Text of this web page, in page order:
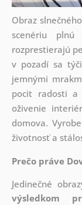
Obraz
scenériu
rozprestierajú
v pozadí sa
jemnými
pocit radosti a
oživenie
domova.
životnosť a
Prečo práve
Jedinečné
výsledkom